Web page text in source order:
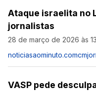
Ataque israelita no
jornalistas
28 de março de 2026 às
noticiasaominuto.com
VASP pede